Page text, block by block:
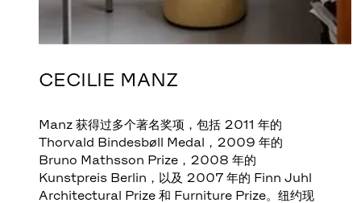
CECILIE MANZ
Manz 获得过多个著名奖项，包括 2011 年的
Thorvald Bindesbøll Medal，2009 年的
Bruno Mathsson Prize，2008 年的
Kunstpreis Berlin，以及 2007 年的 Finn Juhl
Architectural Prize 和 Furniture Prize。纽约现